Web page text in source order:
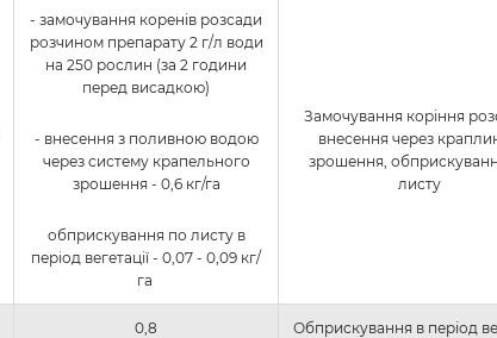
- замочування коренів розсади
розчином препарату 2 г/л води
на 250 рослин (за 2 години
перед висадкою)
- внесення з поливною водою
через систему крапельного
зрошення - 0,6 кг/га
обприскування по листу в
період вегетації - 0,07 - 0,09 кг/
га
Замочування коріння
внесення через
зрошення,
листу
0,8 Обприскування в період